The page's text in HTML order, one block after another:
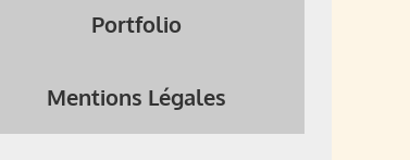
Portfolio
Mentions Légales